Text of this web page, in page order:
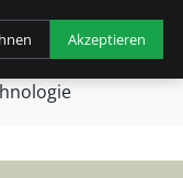
KochenAkzeptieren